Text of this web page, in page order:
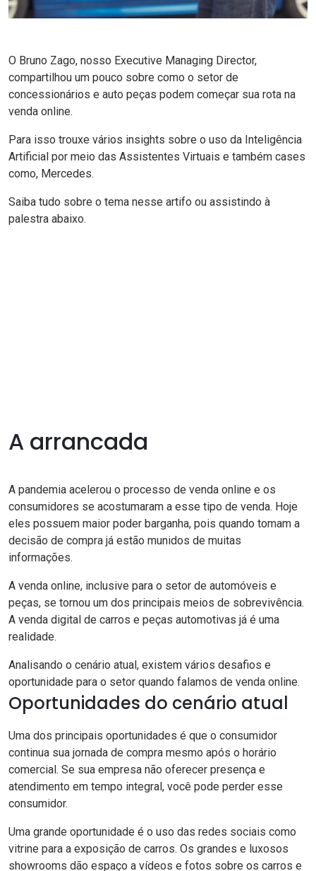
O Bruno Zago, nosso Executive Managing Director,
compartilhou um pouco sobre como o setor de
concessionários e auto peças podem começar sua rota na
venda online.
Para isso trouxe vários insights sobre o uso da Inteligência
Artificial por meio das Assistentes Virtuais e também cases
como, Mercedes.
Saiba tudo sobre o tema nesse artifo ou assistindo à
palestra abaixo.
A arrancada
A pandemia acelerou o processo de venda online e os
consumidores se acostumaram a esse tipo de venda. Hoje
eles possuem maior poder barganha, pois quando tomam a
decisão de compra já estão munidos de muitas
informações.
A venda online, inclusive para o setor de automóveis e
peças, se tornou um dos principais meios de sobrevivência.
A venda digital de carros e peças automotivas já é uma
realidade.
Analisando o cenário atual, existem vários desafios e
oportunidade para o setor quando falamos de venda online.
Oportunidades do cenário atual
Uma dos principais oportunidades é que o consumidor
continua sua jornada de compra mesmo após o horário
comercial. Se sua empresa não oferecer presença e
atendimento em tempo integral, você pode perder esse
consumidor.
Uma grande oportunidade é o uso das redes sociais como
vitrine para a exposição de carros. Os grandes e luxosos
showrooms dão espaço a vídeos e fotos sobre os carros e